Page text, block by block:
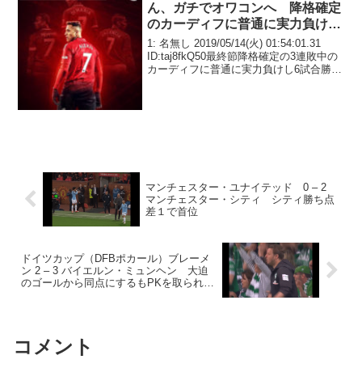
ん、ガチでオワコンへ 降格確定
のカーディフに普通に実力負けし
てしまう
1: 名無し 2019/05/14(火) 01:54:01.31
ID:taj8fkQ50最終節降格確定の3連敗中の
カーディフに普通に実力負けし6試合勝ち
マンチェスター・ユナイテッド 0 – 2
マンチェスター・シティ シティ勝ち点
差１で首位
ドイツカップ（DFBポカール）ブレーメ
ン 2 – 3 バイエルン・ミュンヘン 大迫
のゴールから同点にするもPKを取られ敗
コメント